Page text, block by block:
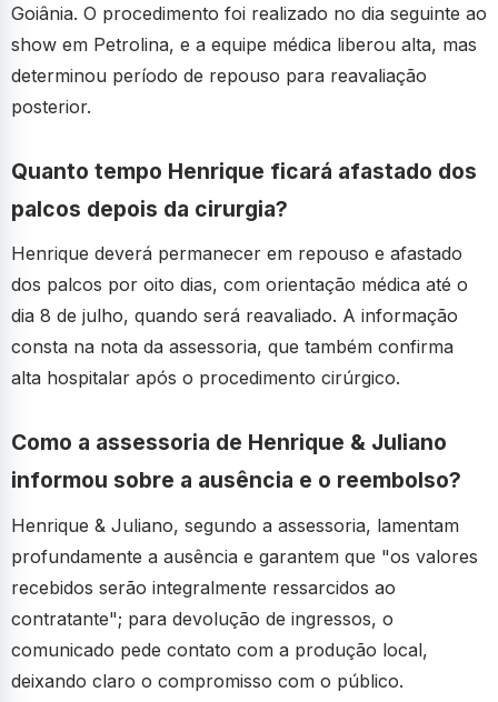
Goiânia. O procedimento foi realizado no dia seguinte ao
show em Petrolina, e a equipe médica liberou alta, mas
determinou período de repouso para reavaliação
posterior.
Quanto tempo Henrique ficará afastado dos
palcos depois da cirurgia?
Henrique deverá permanecer em repouso e afastado
dos palcos por oito dias, com orientação médica até o
dia 8 de julho, quando será reavaliado. A informação
consta na nota da assessoria, que também confirma
alta hospitalar após o procedimento cirúrgico.
Como a assessoria de Henrique & Juliano
informou sobre a ausência e o reembolso?
Henrique & Juliano, segundo a assessoria, lamentam
profundamente a ausência e garantem que "os valores
recebidos serão integralmente ressarcidos ao
contratante"; para devolução de ingressos, o
comunicado pede contato com a produção local,
deixando claro o compromisso com o público.